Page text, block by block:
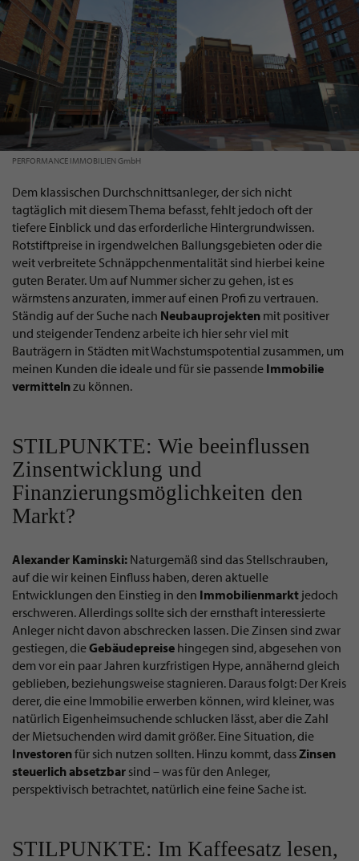
PERFORMANCE IMMOBILIEN GmbH
Dem klassischen Durchschnittsanleger, der sich nicht
tagtäglich mit diesem Thema befasst, fehlt jedoch oft der
tiefere Einblick und das erforderliche Hintergrundwissen.
Rotstiftpreise in irgendwelchen Ballungsgebieten oder die
weit verbreitete Schnäppchenmentalität sind hierbei keine
guten Berater. Um auf Nummer sicher zu gehen, ist es
wärmstens anzuraten, immer auf einen Profi zu vertrauen.
Ständig auf der Suche nach Neubauprojekten mit positiver
und steigender Tendenz arbeite ich hier sehr viel mit
Bauträgern in Städten mit Wachstumspotential zusammen, um
meinen Kunden die ideale und für sie passende Immobilie
vermittelnzu können.
STILPUNKTE: Wie beeinflussen
Zinsentwicklung und
Finanzierungsmöglichkeiten den
Markt?
Alexander Kaminski: Naturgemäß sind das Stellschrauben,
auf die wir keinen Einfluss haben, deren aktuelle
Entwicklungen den Einstieg in den Immobilienmarkt jedoch
erschweren. Allerdings sollte sich der ernsthaft interessierte
Anleger nicht davon abschrecken lassen. Die Zinsen sind zwar
gestiegen, dieGebäudepreise hingegen sind, abgesehen von
dem vor ein paar Jahren kurzfristigen Hype, annähernd gleich
geblieben, beziehungsweise stagnieren. Daraus folgt: Der Kreis
derer, die eine Immobilie erwerben können, wird kleiner, was
natürlich Eigenheimsuchende schlucken lässt, aber die Zahl
der Mietsuchenden wird damit größer. Eine Situation, die
Investorenfür sich nutzen sollten. Hinzu kommt, dassZinsen
steuerlichabsetzbar sind – was für den Anleger,
perspektivisch betrachtet, natürlich eine feine Sache ist.
STILPUNKTE: Im Kaffeesatz lesen,